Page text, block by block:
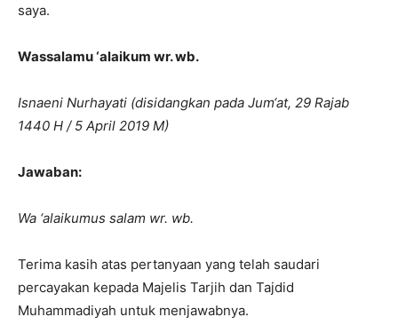
saya.
Wassalamu ‘alaikum wr. wb.
Isnaeni Nurhayati (disidangkan pada Jum‘at, 29 Rajab
1440 H / 5 April 2019 M)
Jawaban:
Wa ‘alaikumus salam wr. wb.
Terima kasih atas pertanyaan yang telah saudari
percayakan kepada Majelis Tarjih dan Tajdid
Muhammadiyah untuk menjawabnya.